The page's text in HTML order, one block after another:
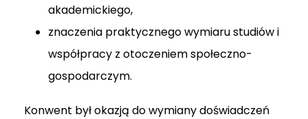
akademickiego,
znaczenia praktycznego wymiaru studiów i
współpracy z otoczeniem społeczno-
gospodarczym.
Konwent był okazją do wymiany doświadczeń